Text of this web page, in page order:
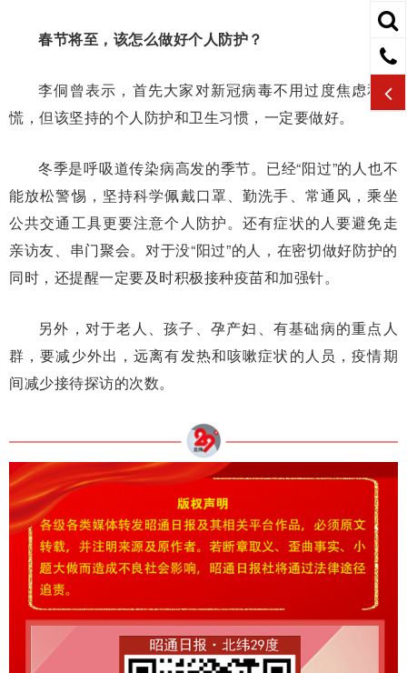
春节将至，该怎么做好个人防护？
李侗曾表示，首先大家对新冠病毒不用过度焦虑和恐
慌，但该坚持的个人防护和卫生习惯，一定要做好。
冬季是呼吸道传染病高发的季节。已经“阳过”的人也不
能放松警惕，坚持科学佩戴口罩、勤洗手、常通风，乘坐
公共交通工具更要注意个人防护。还有症状的人要避免走
亲访友、串门聚会。对于没“阳过”的人，在密切做好防护的
同时，还提醒一定要及时积极接种疫苗和加强针。
另外，对于老人、孩子、孕产妇、有基础病的重点人
群，要减少外出，远离有发热和咳嗽症状的人员，疫情期
间减少接待探访的次数。